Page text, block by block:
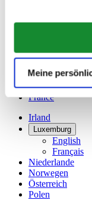
Meine
简体中文
Deutschland
Finnland
France
Irland
Luxemburg
English
Français
Niederlande
Norwegen
Österreich
Polen